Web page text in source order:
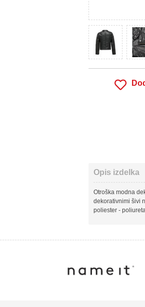
Opis izdelka
Otroška modna
dekorativnimi šivi
poliester -